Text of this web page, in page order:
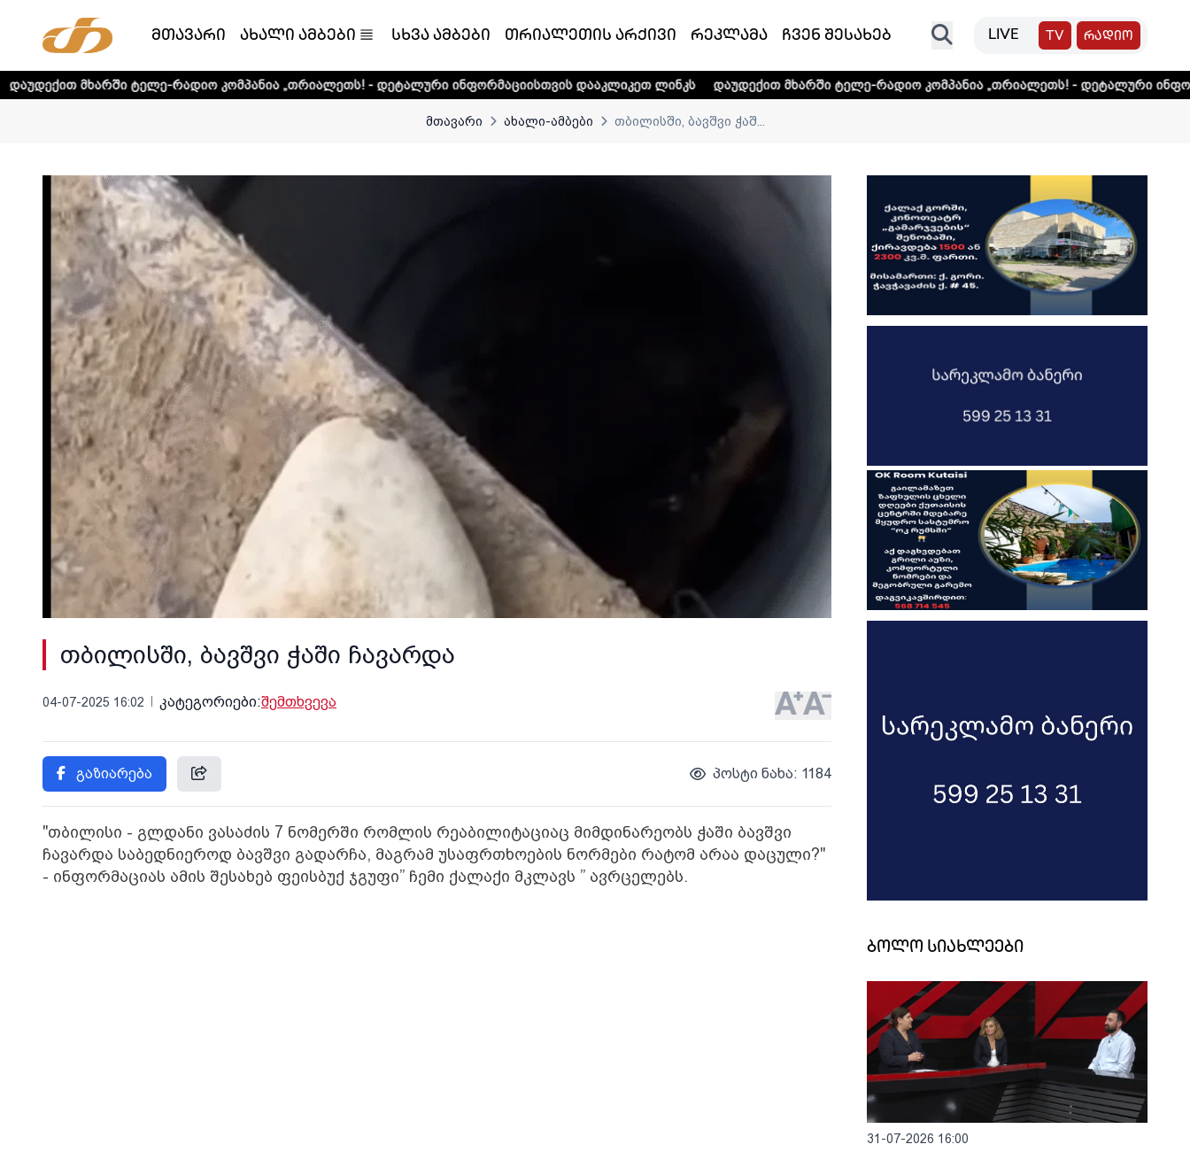
მთავარი ახალი ამბები სხვა ამბები თრიალეთის არქივი რეკლამა ჩვენ შესახებ LIVE TV რადიო
ტელე-რადიო კომპანია „თრიალეთს! - დეტალური ინფორმაციისთვის დააკლიკეთ ლინკს დაუდექით მხარში ტელე-რადიო კომპანია „თრიალეთს! - დეტალური
მთავარი ახალი-ამბები თბილისში, ბავშვი ჭაშ...
თბილისში, ბავშვი ჭაში ჩავარდა
04-07-2025 16:02 კატეგორიები:შემთხვევა
გაზიარება პოსტი ნახა: 1184
"თბილისი - გლდანი ვასაძის 7 ნომერში რომლის რეაბილიტაციაც მიმდინარეობს ჭაში ბავშვი
ჩავარდა საბედნიეროდ ბავშვი გადარჩა, მაგრამ უსაფრთხოების ნორმები რატომ არაა დაცული?"
- ინფორმაციას ამის შესახებ ფეისბუქ ჯგუფი” ჩემი ქალაქი მკლავს ” ავრცელებს.
ბოლო სიახლეები
31-07-2026 16:00